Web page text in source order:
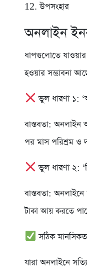
12. উপসংহার
অনলাইন
ধাপগুলোতে
হওয়ার সম্ভাবনা
ভুল ধারণা ১:
বাস্তবতা: অনলাইন
পর মাস পরিশ্রম ও
ভুল ধারণা ২:
বাস্তবতা:
টাকা আয় করতে
সঠিক
যারা অনলাইনে